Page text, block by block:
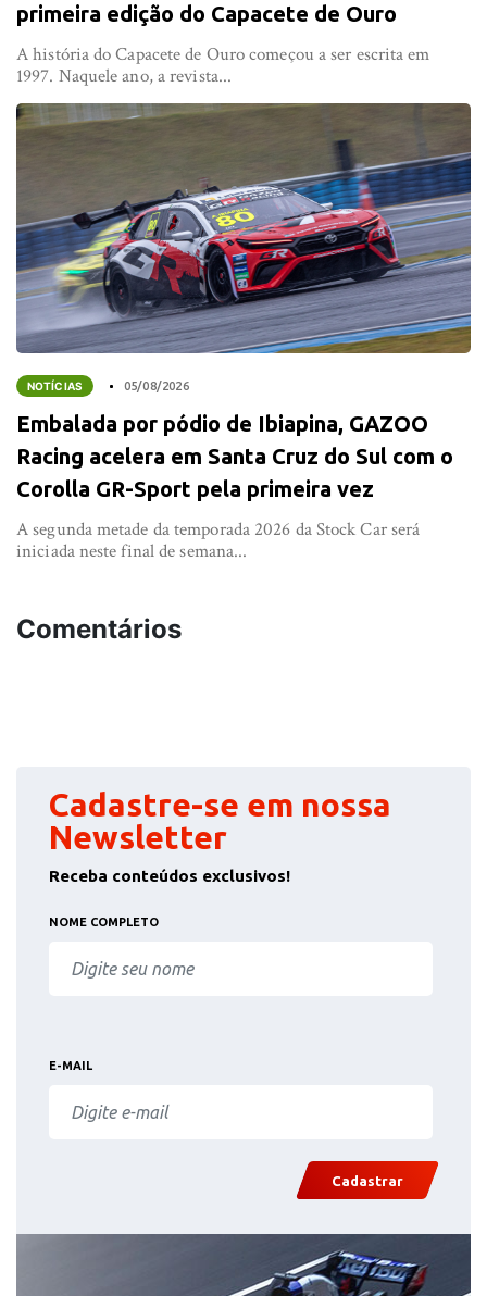
primeira edição do Capacete de Ouro
A história do Capacete de Ouro começou a ser escrita em
1997. Naquele ano, a revista...
NOTÍCIAS 05/08/2026
Embalada por pódio de Ibiapina, GAZOO
Racing acelera em Santa Cruz do Sul com o
Corolla GR-Sport pela primeira vez
A segunda metade da temporada 2026 da Stock Car será
iniciada neste final de semana...
Comentários
Cadastre-se em nossa
Newsletter
Receba conteúdos exclusivos!
NOME COMPLETO
E-MAIL
Cadastrar